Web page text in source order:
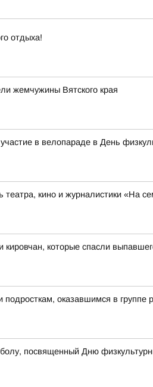
отдыха!
жемчужины Вятского края
в велопараде в День
кино и журналистики «На
которые спасли
оказавшимся в группе
посвященный Дню